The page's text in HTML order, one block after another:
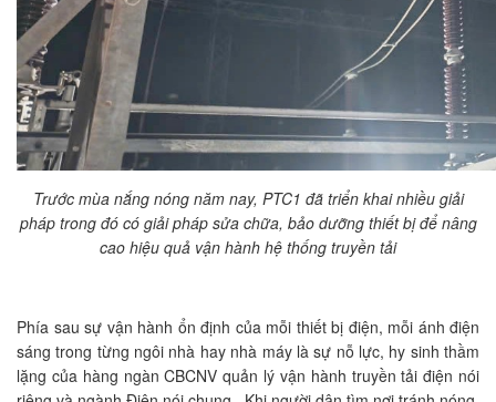
Trước mùa nắng nóng năm nay, PTC1 đã triển khai nhiều giải
pháp trong đó có giải pháp sửa chữa, bảo dưỡng thiết bị để nâng
cao hiệu quả vận hành hệ thống truyền tải
Phía sau sự vận hành ổn định của mỗi thiết bị điện, mỗi ánh điện
sáng trong từng ngôi nhà hay nhà máy là sự nỗ lực, hy sinh thầm
lặng của hàng ngàn CBCNV quản lý vận hành truyền tải điện nói